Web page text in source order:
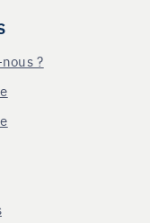
?